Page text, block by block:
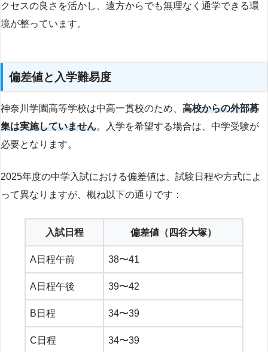
クセスの良さを活かし、遠方からでも無理なく通学できる環
境が整っています。
偏差値と入学難易度
神奈川学園高等学校は中高一貫校のため、 高校からの外部募
集は実施していません。入学を希望する場合は、中学受験が
必要となります。
2025年度の中学入試における偏差値は、試験日程や方式によ
って異なりますが、概ね以下の通りです：
入試日程 偏差値（四谷大塚）
A日程午前 38〜41
A日程午後 39〜42
B日程 34〜39
C日程 34〜39